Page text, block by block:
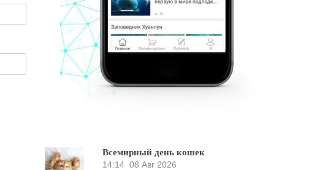
Всемирный день кошек
14:14 08 Авг 2026